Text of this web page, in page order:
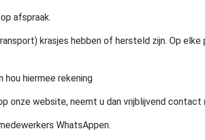
afspraak.
krasjes hebben of hersteld zijn. Op
hiermee rekening
onze website, neemt u dan vrijblijvend contact
WhatsAppen.